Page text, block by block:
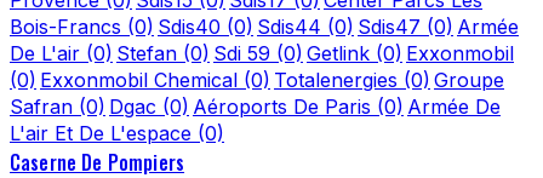
Bois-Francs (0) Sdis40 (0) Sdis44 (0) Sdis47 (0) Armée
De L'air (0) Stefan (0) Sdi 59 (0) Getlink (0) Exxonmobil
(0) Exxonmobil Chemical (0) Totalenergies (0) Groupe
Safran (0) Dgac (0) Aéroports De Paris (0) Armée De
L'air Et De L'espace (0)
Caserne De Pompiers